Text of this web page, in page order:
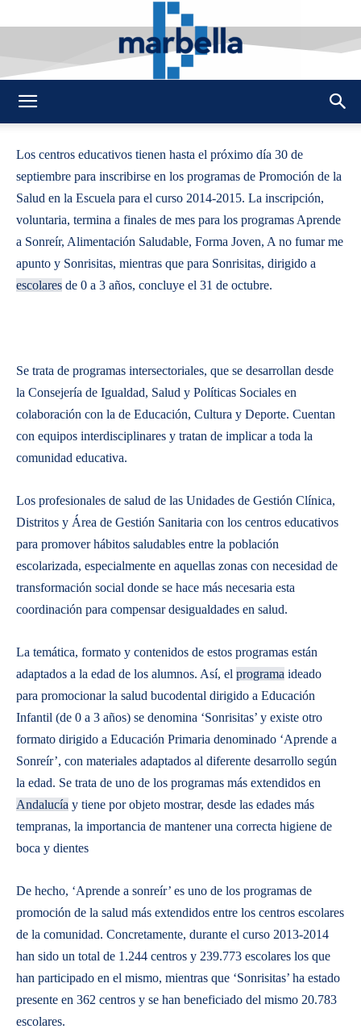
Los centros educativos tienen hasta el próximo día 30 de
septiembre para inscribirse en los programas de Promoción de la
Salud en la Escuela para el curso 2014-2015. La inscripción,
voluntaria, termina a finales de mes para los programas Aprende
a Sonreír, Alimentación Saludable, Forma Joven, A no fumar me
apunto y Sonrisitas, mientras que para Sonrisitas, dirigido a
escolares de 0 a 3 años, concluye el 31 de octubre.
Se trata de programas intersectoriales, que se desarrollan desde
la Consejería de Igualdad, Salud y Políticas Sociales en
colaboración con la de Educación, Cultura y Deporte. Cuentan
con equipos interdisciplinares y tratan de implicar a toda la
comunidad educativa.
Los profesionales de salud de las Unidades de Gestión Clínica,
Distritos y Área de Gestión Sanitaria con los centros educativos
para promover hábitos saludables entre la población
escolarizada, especialmente en aquellas zonas con necesidad de
transformación social donde se hace más necesaria esta
coordinación para compensar desigualdades en salud.
La temática, formato y contenidos de estos programas están
adaptados a la edad de los alumnos. Así, el programa ideado
para promocionar la salud bucodental dirigido a Educación
Infantil (de 0 a 3 años) se denomina ‘Sonrisitas’ y existe otro
formato dirigido a Educación Primaria denominado ‘Aprende a
Sonreír’, con materiales adaptados al diferente desarrollo según
la edad. Se trata de uno de los programas más extendidos en
Andalucía y tiene por objeto mostrar, desde las edades más
tempranas, la importancia de mantener una correcta higiene de
boca y dientes
De hecho, ‘Aprende a sonreír’ es uno de los programas de
promoción de la salud más extendidos entre los centros escolares
de la comunidad. Concretamente, durante el curso 2013-2014
han sido un total de 1.244 centros y 239.773 escolares los que
han participado en el mismo, mientras que ‘Sonrisitas’ ha estado
presente en 362 centros y se han beneficiado del mismo 20.783
escolares.